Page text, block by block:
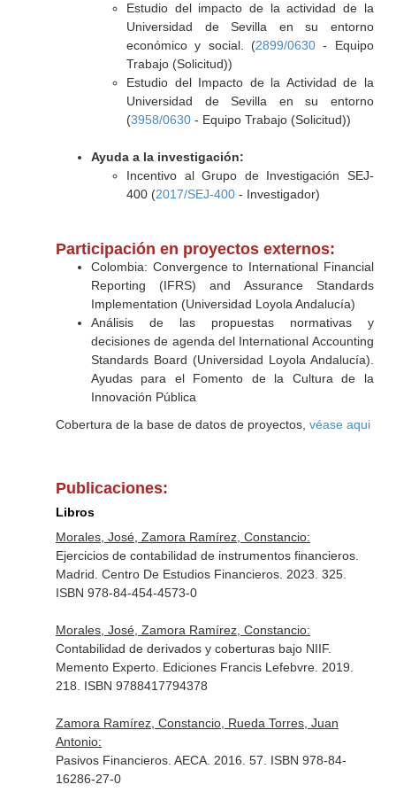
Estudio del impacto de la actividad de la
Universidad de Sevilla en su entorno
económico y social. (2899/0630 - Equipo
Trabajo (Solicitud))
Estudio del Impacto de la Actividad de la
Universidad de Sevilla en su entorno
(3958/0630- Equipo Trabajo (Solicitud))
Ayuda a la investigación:
Incentivo al Grupo de Investigación SEJ-
400 (2017/SEJ-400- Investigador)
Participación en proyectos externos:
Colombia: Convergence to International Financial
Reporting (IFRS) and Assurance Standards
Implementation (Universidad Loyola Andalucía)
Análisis de las propuestas normativas y
decisiones de agenda del International Accounting
Standards Board (Universidad Loyola Andalucía).
Ayudas para el Fomento de la Cultura de la
Innovación Pública
Cobertura de la base de datos de proyectos, véase aqui
Publicaciones:
Libros
Morales, José, Zamora Ramírez, Constancio:
Ejercicios de contabilidad de instrumentos financieros.
Madrid. Centro De Estudios Financieros. 2023. 325.
ISBN 978-84-454-4573-0
Morales, José, Zamora Ramírez, Constancio:
Contabilidad de derivados y coberturas bajo NIIF.
Memento Experto. Ediciones Francis Lefebvre. 2019.
218. ISBN 9788417794378
Zamora Ramírez, Constancio, Rueda Torres, Juan
Antonio:
Pasivos Financieros. AECA. 2016. 57. ISBN 978-84-
16286-27-0